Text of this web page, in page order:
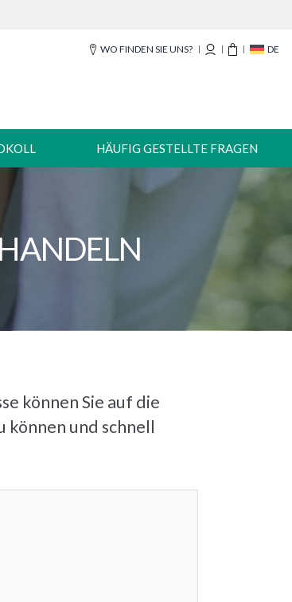
WO FINDEN SIE UNS? DE
HÄUFIG GESTELLTE FRAGEN
können Sie auf die
können und schnell